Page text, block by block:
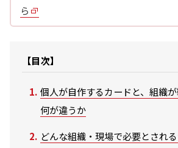
ら
【目次】
個人が自作するカードと、組織
何が違うか
どんな組織・現場で必要とされ